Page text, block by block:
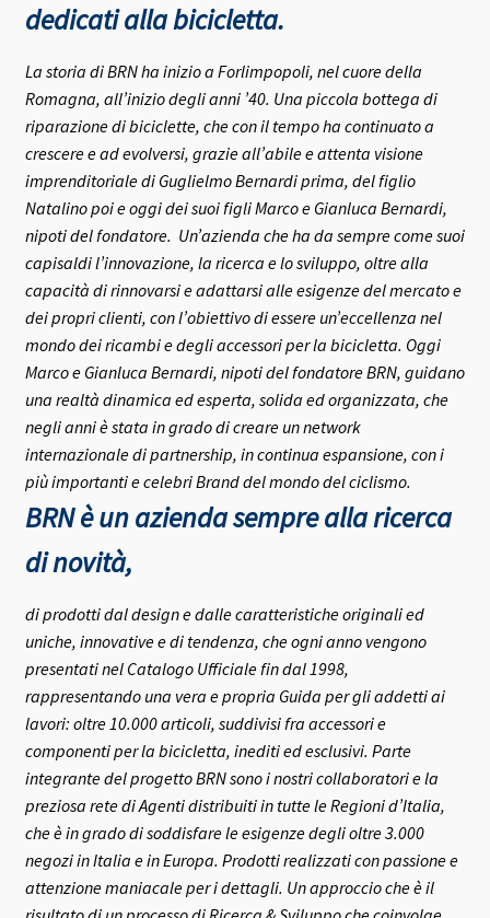
dedicati alla bicicletta.
La storia di BRN ha inizio a Forlimpopoli, nel cuore della
Romagna, all’inizio degli anni ’40. Una piccola bottega di
riparazione di biciclette, che con il tempo ha continuato a
crescere e ad evolversi, grazie all’abile e attenta visione
imprenditoriale di Guglielmo Bernardi prima, del figlio
Natalino poi e oggi dei suoi figli Marco e Gianluca Bernardi,
nipoti del fondatore. Un’azienda che ha da sempre come suoi
capisaldi l’innovazione, la ricerca e lo sviluppo, oltre alla
capacità di rinnovarsi e adattarsi alle esigenze del mercato e
dei propri clienti, con l’obiettivo di essere un’eccellenza nel
mondo dei ricambi e degli accessori per la bicicletta. Oggi
Marco e Gianluca Bernardi, nipoti del fondatore BRN, guidano
una realtà dinamica ed esperta, solida ed organizzata, che
negli anni è stata in grado di creare un network
internazionale di partnership, in continua espansione, con i
più importanti e celebri Brand del mondo del ciclismo.
BRN è un azienda sempre alla ricerca
di novità,
di prodotti dal design e dalle caratteristiche originali ed
uniche, innovative e di tendenza, che ogni anno vengono
presentati nel Catalogo Ufficiale fin dal 1998,
rappresentando una vera e propria Guida per gli addetti ai
lavori: oltre 10.000 articoli, suddivisi fra accessori e
componenti per la bicicletta, inediti ed esclusivi. Parte
integrante del progetto BRN sono i nostri collaboratori e la
preziosa rete di Agenti distribuiti in tutte le Regioni d’Italia,
che è in grado di soddisfare le esigenze degli oltre 3.000
negozi in Italia e in Europa. Prodotti realizzati con passione e
attenzione maniacale per i dettagli. Un approccio che è il